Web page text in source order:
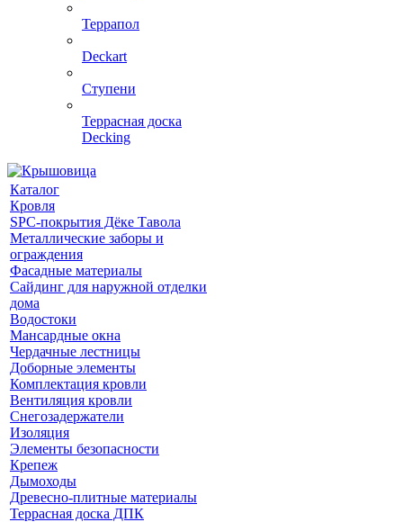
Террапол
Deckart
Ступени
Террасная доска
Decking
Каталог
Кровля
SPC-покрытия Дёке Тавола
Металлические заборы и
ограждения
Фасадные материалы
Сайдинг для наружной отделки
дома
Водостоки
Мансардные окна
Чердачные лестницы
Доборные элементы
Комплектация кровли
Вентиляция кровли
Снегозадержатели
Изоляция
Элементы безопасности
Крепеж
Дымоходы
Древесно-плитные материалы
Террасная доска ДПК